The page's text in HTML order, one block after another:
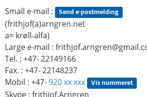
Small e-mail : Send e-postmelding
(frithjof(a)arngren.net
a= krøll-alfa)
Large e-mail :
Tel. : +47- 22149166
Fax. : +47- 22148237
Mobil : +47-920 xx xxx Vis nummeret
Skype : frithjof.Arngren